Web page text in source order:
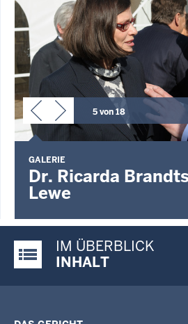
5 von 18
GALERIE
Dr. Ricarda
Lewe
Justiz-Portal im Überblick:
IM ÜBERBLICK
INHALT